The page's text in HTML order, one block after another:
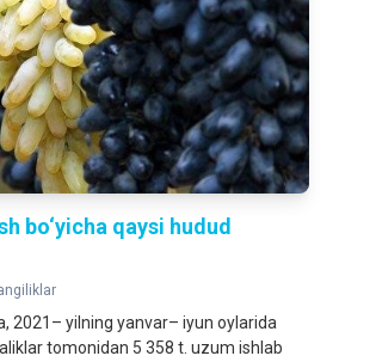
bo‘yicha qaysi hudud
2021– yilning yanvar– iyun oylarida
tomonidan 5 358 t. uzum ishlab